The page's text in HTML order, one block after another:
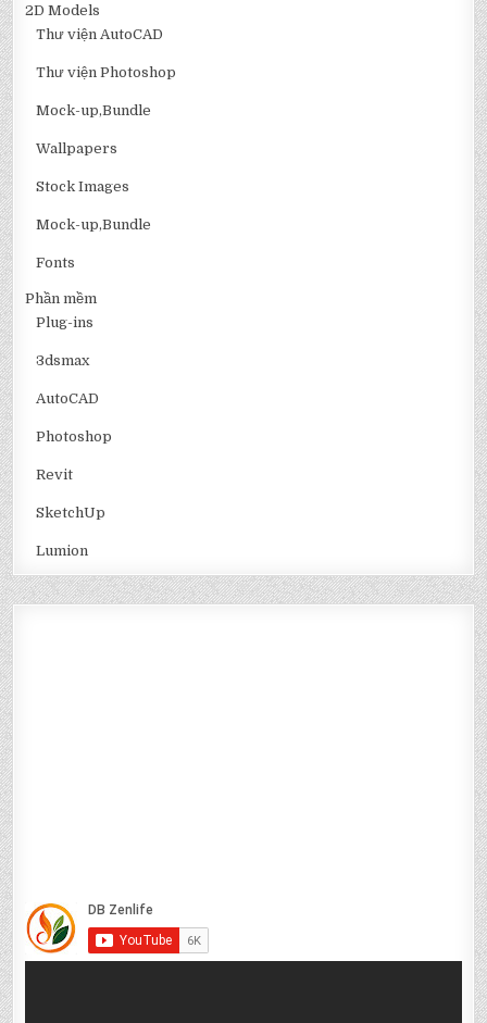
2D Models
Thư viện AutoCAD
Thư viện Photoshop
Mock-up,Bundle
Wallpapers
Stock Images
Mock-up,Bundle
Fonts
Phần mềm
Plug-ins
3dsmax
AutoCAD
Photoshop
Revit
SketchUp
Lumion